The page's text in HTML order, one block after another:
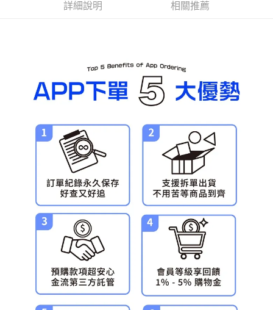
預購-7-11取貨付款(舊)
每筆NT$90，滿NT$3,000(含以上)免運費
預購-宅配(舊)
每筆NT$120，滿NT$3,000(含以上)免運費
預購-宅配(離島)(舊)
每筆NT$160，滿NT$3,000(含以上)免運費
東海門市自取，需自備購物袋取貨唷。
詳細說明 相關推薦